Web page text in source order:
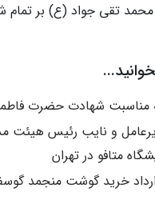
تقی جواد (ع) بر تمام
مناسبت شهادت حضرت
و نایب رئیس هیئت
متافو در تهران
خرید گوشت منجمد